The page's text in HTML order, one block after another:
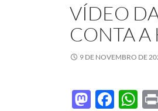
VÍDEO
CONTA A
9 DE NOVEMBRO DE
M F
W